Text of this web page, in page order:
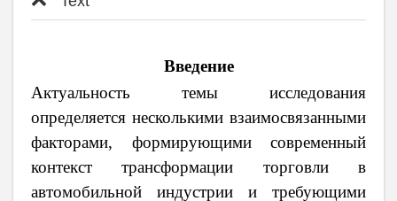
Введение
Актуальность темы исследования
определяется несколькими взаимосвязанными
факторами, формирующими современный
контекст трансформации торговли в
автомобильной индустрии и требующими